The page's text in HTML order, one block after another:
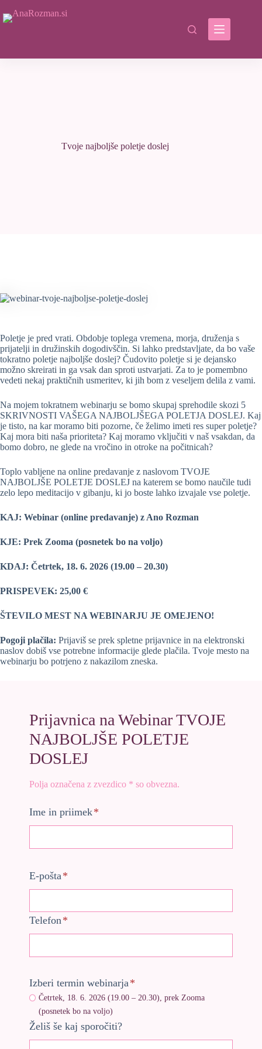
to
content
Tvoje najboljše poletje doslej
Poletje je pred vrati. Obdobje toplega vremena, morja, druženja s
prijatelji in družinskih dogodivščin. Si lahko predstavljate, da bo vaše
tokratno poletje najboljše doslej? Čudovito poletje si je dejansko
možno skreirati in ga vsak dan sproti ustvarjati. Za to je pomembno
vedeti nekaj praktičnih usmeritev, ki jih bom z veseljem delila z vami.
Na mojem tokratnem webinarju se bomo skupaj sprehodile skozi 5
SKRIVNOSTI VAŠEGA NAJBOLJŠEGA POLETJA DOSLEJ. Kaj
je tisto, na kar moramo biti pozorne, če želimo imeti res super poletje?
Kaj mora biti naša prioriteta? Kaj moramo vključiti v naš vsakdan, da
bomo dobro, ne glede na vročino in otroke na počitnicah?
Toplo vabljene na online predavanje z naslovom TVOJE
NAJBOLJŠE POLETJE DOSLEJ na katerem se bomo naučile tudi
zelo lepo meditacijo v gibanju, ki jo boste lahko izvajale vse poletje.
KAJ: Webinar (online predavanje) z Ano Rozman
KJE: Prek Zooma (posnetek bo na voljo)
KDAJ: Četrtek, 18. 6. 2026 (19.00 – 20.30)
PRISPEVEK: 25,00 €
ŠTEVILO MEST NA WEBINARJU JE OMEJENO!
Pogoji plačila: Prijaviš se prek spletne prijavnice in na elektronski
naslov dobiš vse potrebne informacije glede plačila. Tvoje mesto na
webinarju bo potrjeno z nakazilom zneska.
Prijavnica na Webinar TVOJE
NAJBOLJŠE POLETJE
DOSLEJ
Polja označena z zvezdico * so obvezna.
Ime in priimek*
E-pošta *
Telefon*
Izberi termin webinarja*
Četrtek, 18. 6. 2026 (19.00 – 20.30), prek Zooma
(posnetek bo na voljo)
Želiš še kaj sporočiti?